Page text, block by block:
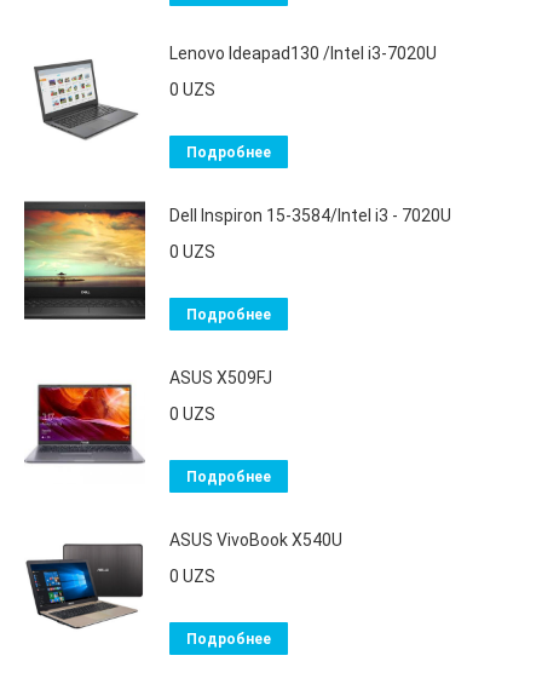
Lenovo Ideapad130 /Intel i3-7020U
0 UZS
Подробнее
Dell Inspiron 15-3584/Intel i3 - 7020U
0 UZS
Подробнее
ASUS X509FJ
0 UZS
Подробнее
ASUS VivoBook X540U
0 UZS
Подробнее